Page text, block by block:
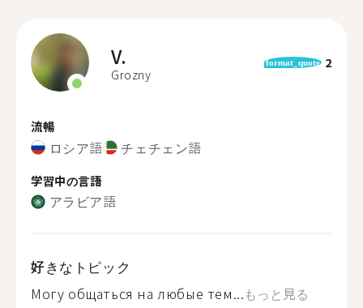
V.
Grozny
format_quote 2
流暢
ロシア語 チェチェン語
学習中の言語
アラビア語
好きなトピック
Могу общаться на любые тем...もっと見る